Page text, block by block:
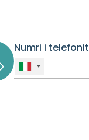
Numri i telefonit